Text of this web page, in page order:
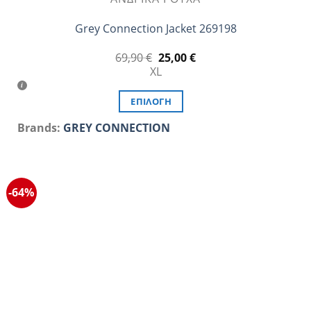
Grey Connection Jacket 269198
69,90€ Original
price
was:
69,90 €.
25,00€Η
XL
ΕΠΙΛΟΓΉ
Αυτό
Brands: GREY CONNECTION
-64%